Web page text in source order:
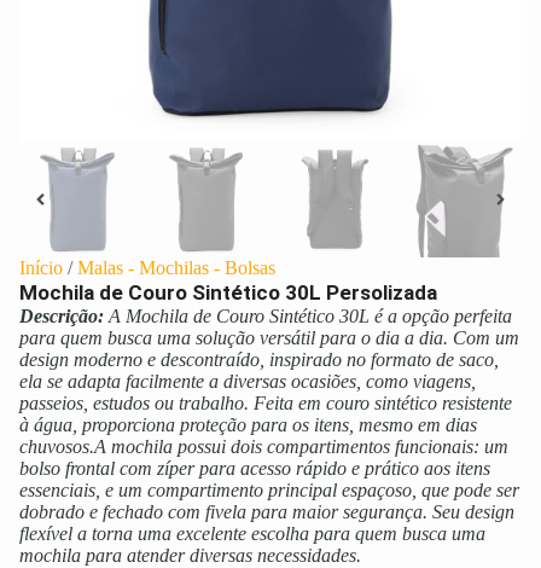
Início /Malas - Mochilas - Bolsas
Mochila de Couro Sintético 30L Persolizada
Descrição: A Mochila de Couro Sintético 30L é a opção perfeita
para quem busca uma solução versátil para o dia a dia. Com um
design moderno e descontraído, inspirado no formato de saco,
ela se adapta facilmente a diversas ocasiões, como viagens,
passeios, estudos ou trabalho. Feita em couro sintético resistente
à água, proporciona proteção para os itens, mesmo em dias
chuvosos.A mochila possui dois compartimentos funcionais: um
bolso frontal com zíper para acesso rápido e prático aos itens
essenciais, e um compartimento principal espaçoso, que pode ser
dobrado e fechado com fivela para maior segurança. Seu design
flexível a torna uma excelente escolha para quem busca uma
mochila para atender diversas necessidades.